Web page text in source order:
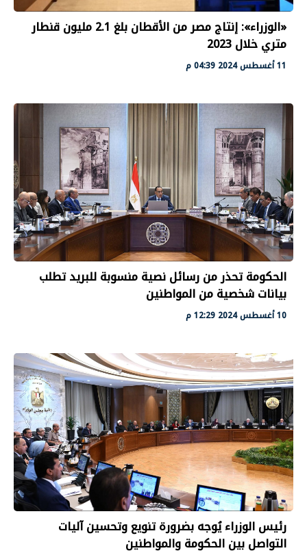
«الوزراء»: إنتاج مصر من الأقطان بلغ 2.1 مليون قنطار
متري خلال 2023
11 أغسطس 2024 04:39 م
الحكومة تحذر من رسائل نصية منسوبة للبريد تطلب
بيانات شخصية من المواطنين
10 أغسطس 2024 12:29 م
رئيس الوزراء يُوجه بضرورة تنويع وتحسين آليات
التواصل بين الحكومة والمواطنين